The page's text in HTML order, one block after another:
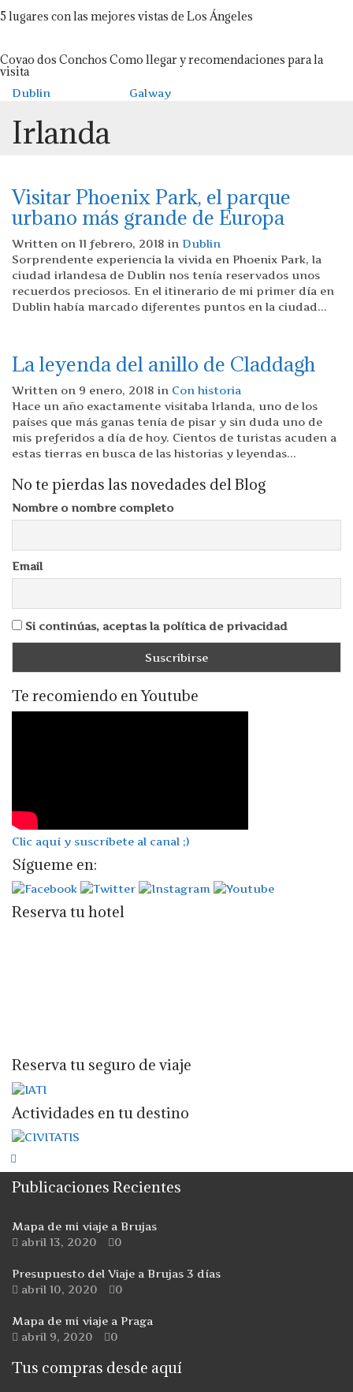
5 lugares con las mejores vistas de Los Ángeles
Covao dos Conchos Como llegar y recomendaciones para la
visita
Dublin Galway
Irlanda
Visitar Phoenix Park, el parque
urbano más grande de Europa
Written on 11 febrero, 2018 in Dublin
Sorprendente experiencia la vivida en Phoenix Park, la
ciudad irlandesa de Dublin nos tenía reservados unos
recuerdos preciosos. En el itinerario de mi primer día en
Dublin había marcado diferentes puntos en la ciudad...
La leyenda del anillo de Claddagh
Written on 9 enero, 2018 in Con historia
Hace un año exactamente visitaba Irlanda, uno de los
países que más ganas tenía de pisar y sin duda uno de
mis preferidos a día de hoy. Cientos de turistas acuden a
estas tierras en busca de las historias y leyendas...
No te pierdas las novedades del Blog
Nombre o nombre completo
Email
Si continúas, aceptas la política de privacidad
Te recomiendo en Youtube
Clic aquí y suscríbete al canal ;)
Sígueme en:
Reserva tu hotel
Reserva tu seguro de viaje
Actividades en tu destino
Publicaciones Recientes
Mapa de mi viaje a Brujas
abril 13, 2020
0
Presupuesto del Viaje a Brujas 3 días
abril 10, 2020
0
Mapa de mi viaje a Praga
abril 9, 2020
0
Tus compras desde aquí